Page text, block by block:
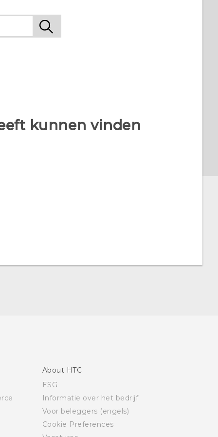
kunnen vinden
About HTC
ESG
Informatie over het bedrijf
Voor beleggers (engels)
Cookie Preferences